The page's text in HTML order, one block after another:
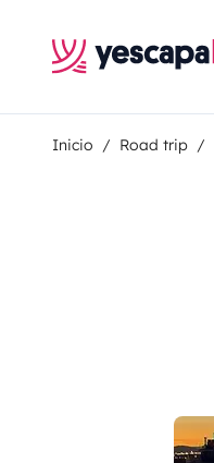
Inicio Road trip